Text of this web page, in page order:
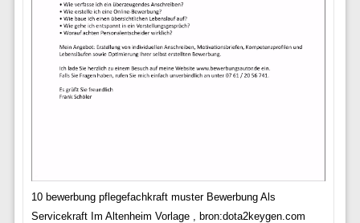
10 bewerbung pflegefachkraft muster Bewerbung Als
Servicekraft Im Altenheim Vorlage , bron:dota2keygen.com